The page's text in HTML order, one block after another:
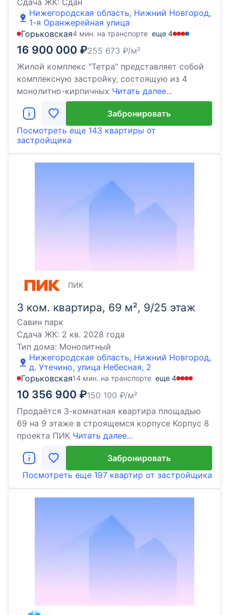
Сдача ЖК: Сдан
Нижегородская область, Нижний Новгород,
1-я Оранжерейная улица
Горьковская4 мин. на транспорте еще 4
16 900 000 ₽255 673 ₽/м²
Жилой комплекс "Тетра" представляет собой
комплексную застройку, состоящую из 4
монолитно-кирпичных Читать далее...
Забронировать
Посмотреть еще 143 квартиры от
застройщика
3 ком. квартира, 69 м², 9/25 этаж
Савин парк
Сдача ЖК: 2 кв. 2028 года
Тип дома: Монолитный
Нижегородская область, Нижний Новгород,
д. Утечино, улица Небесная, 2
Горьковская14 мин. на транспорте еще 4
10 356 900 ₽150 100 ₽/м²
Продаётся 3-комнатная квартира площадью
69 на 9 этаже в строящемся корпусе Корпус 8
проекта ПИК Читать далее...
ПИК
Забронировать
Посмотреть еще 197 квартир от застройщика